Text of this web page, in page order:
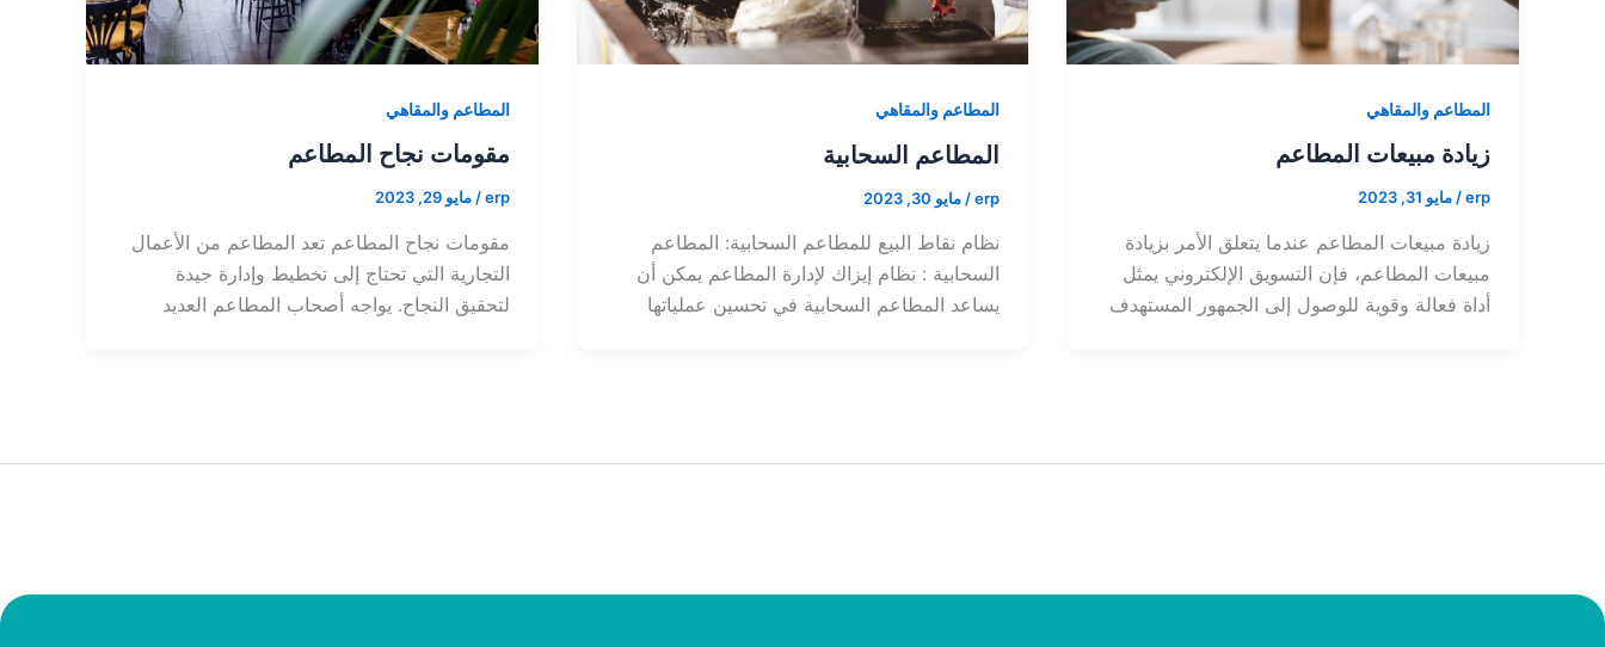
المطاعم والمقاهي
زيادة مبيعات المطاعم
erp
/مايو 31, 2023
زيادة مبيعات المطاعم عندما يتعلق الأمر بزيادة
مبيعات المطاعم، فإن التسويق الإلكتروني يمثل
أداة فعالة وقوية للوصول إلى الجمهور المستهدف
المطاعم والمقاهي
المطاعم السحابية
erp
/ مايو 30, 2023
نظام نقاط البيع للمطاعم السحابية: المطاعم
السحابية : نظام إيزاك لإدارة المطاعم يمكن أن
يساعد المطاعم السحابية في تحسين عملياتها
المطاعم والمقاهي
مقومات نجاح المطاعم
erp
/مايو 29, 2023
مقومات نجاح المطاعم تعد المطاعم من الأعمال
التجارية التي تحتاج إلى تخطيط وإدارة جيدة
لتحقيق النجاح. يواجه أصحاب المطاعم العديد